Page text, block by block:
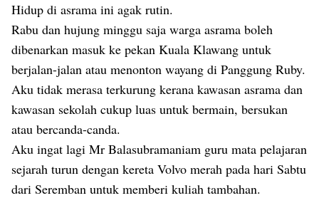
Hidup di asrama ini agak rutin.
Rabu dan hujung minggu saja warga asrama boleh
dibenarkan masuk ke pekan Kuala Klawang untuk
berjalan-jalan atau menonton wayang di Panggung Ruby.
Aku tidak merasa terkurung kerana kawasan asrama dan
kawasan sekolah cukup luas untuk bermain, bersukan
atau bercanda-canda.
Aku ingat lagi Mr Balasubramaniam guru mata pelajaran
sejarah turun dengan kereta Volvo merah pada hari Sabtu
dari Seremban untuk memberi kuliah tambahan.